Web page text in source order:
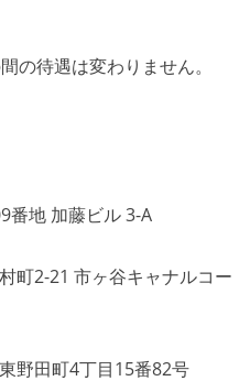
の待遇は変わりません。
番地 加藤ビル 3-A
町2-21 市ヶ谷キャナルコー
野田町4丁目15番82号